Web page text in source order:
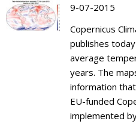
9-07-2015
Copernicus
publishes
average
years. The
information
EU-funded
implemented